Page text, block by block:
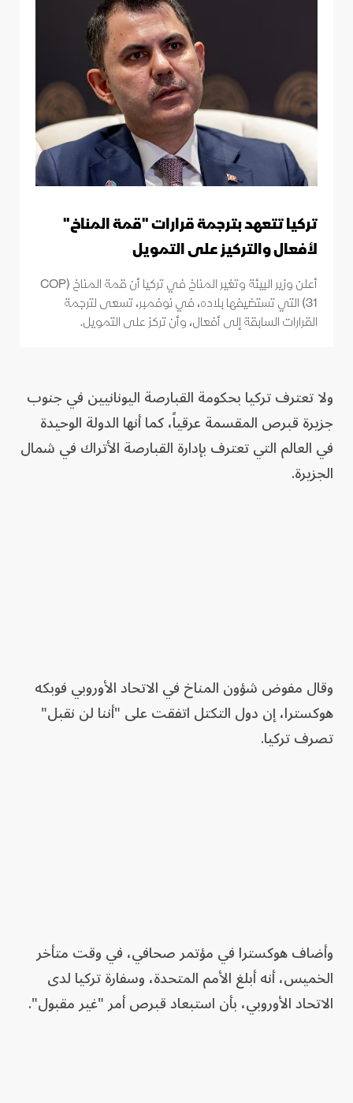
تركيا تتعهد بترجمة قرارات "قمة المناخ"
لأفعال والتركيز على التمويل
أعلن وزير البيئة وتغير المناخ في تركيا أن قمة المناخ (COP
31) التي تستضيفها بلاده، في نوفمبر، تسعى لترجمة
القرارات السابقة إلى أفعال، وأن تركز على التمويل.
ولا تعترف تركيا بحكومة القبارصة اليونانيين ⁠في جنوب
جزيرة قبرص المقسمة عرقياً، كما ​أنها الدولة الوحيدة
في العالم التي ⁠تعترف بإدارة ‌القبارصة الأتراك في شمال
الجزيرة.
وقال مفوض شؤون المناخ في الاتحاد الأوروبي فوبكه
هوكسترا، إن دول التكتل اتفقت على "أننا لن نقبل"
تصرف تركيا.
وأضاف هوكسترا في مؤتمر صحافي، في ‌وقت متأخر
الخميس، أنه أبلغ الأمم المتحدة، وسفارة تركيا لدى
الاتحاد الأوروبي، بأن استبعاد قبرص أمر "غير مقبول".